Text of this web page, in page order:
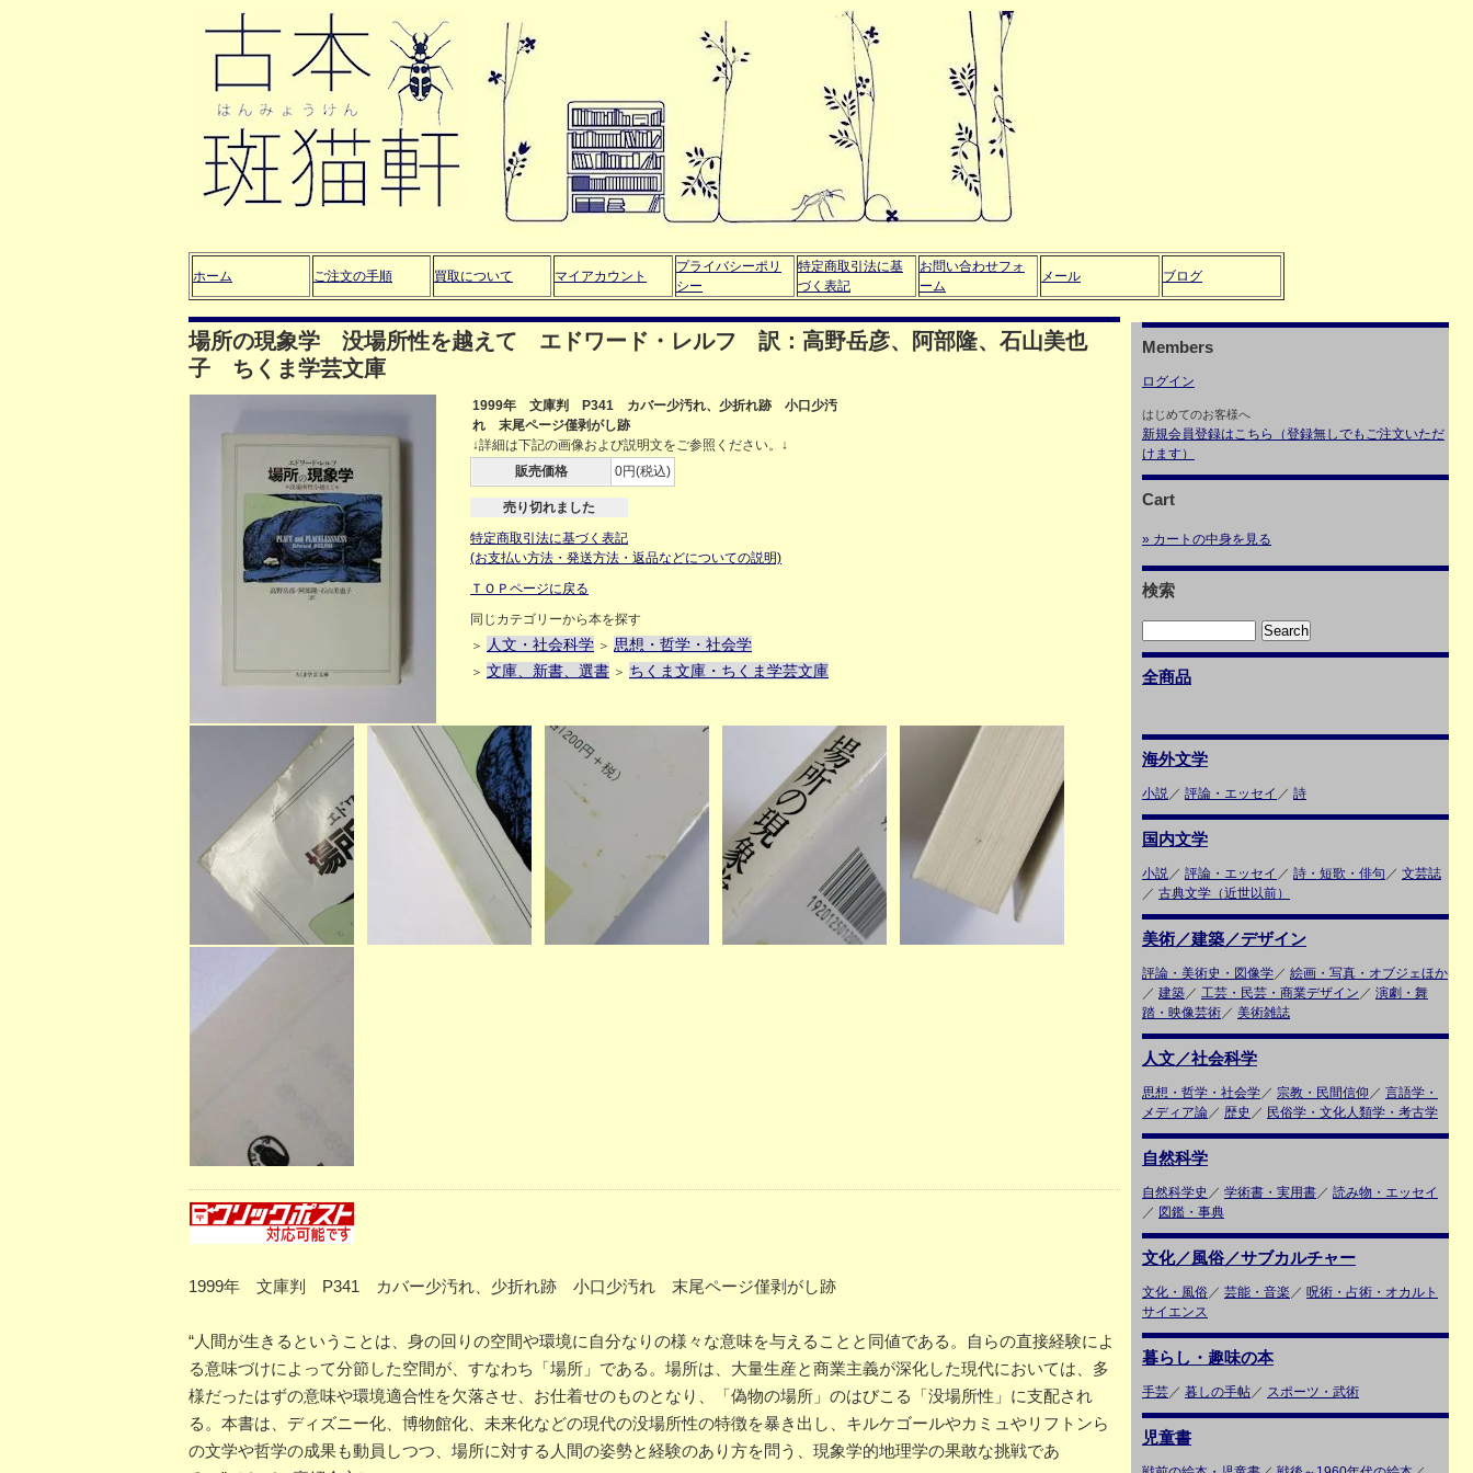
ホーム ご注文の手順 買取について マイアカウント
プライバシーポリ
シー
特定商取引法に基
づく表記
お問い合わせフォ
ーム
メール ブログ
場所の現象学 没場所性を越えて エドワード・レルフ 訳：高野岳彦、阿部隆、石山美也
子 ちくま学芸文庫
1999年 文庫判 P341 カバー少汚れ、少折れ跡 小口少汚
れ 末尾ページ僅剥がし跡
↓詳細は下記の画像および説明文をご参照ください。↓
販売価格
0円(税込)
売り切れました
特定商取引法に基づく表記
(お支払い方法・発送方法・返品などについての説明)
ＴＯＰページに戻る
同じカテゴリーから本を探す
＞
人文・社会科学 ＞ 思想・哲学・社会学
＞ 文庫、新書、選書 ＞ ちくま文庫・ちくま学芸文庫
1999年 文庫判 P341 カバー少汚れ、少折れ跡 小口少汚れ 末尾ページ僅剥がし跡
“人間が生きるということは、身の回りの空間や環境に自分なりの様々な意味を与えることと同値である。自らの直接経験によ
る意味づけによって分節した空間が、すなわち「場所」である。場所は、大量生産と商業主義が深化した現代においては、多
様だったはずの意味や環境適合性を欠落させ、お仕着せのものとなり、「偽物の場所」のはびこる「没場所性」に支配され
る。本書は、ディズニー化、博物館化、未来化などの現代の没場所性の特徴を暴き出し、キルケゴールやカミュやリフトンら
の文学や哲学の成果も動員しつつ、場所に対する人間の姿勢と経験のあり方を問う、現象学的地理学の果敢な挑戦であ
Members
ログイン
はじめてのお客様へ
新規会員登録はこちら（登録無しでもご注文いただ
けます）
Cart
» カートの中身を見る
検索
全商品
海外文学
小説／ 評論・エッセイ ／ 詩
国内文学
小説／ 評論・エッセイ ／ 詩・短歌・俳句 ／ 文芸誌
／ 古典文学（近世以前）
美術／建築／デザイン
評論・美術史・図像学／ 絵画・写真・オブジェほか
／ 建築／ 工芸・民芸・商業デザイン ／ 演劇・舞
踏・映像芸術／ 美術雑誌
人文／社会科学
思想・哲学・社会学／ 宗教・民間信仰 ／ 言語学・
メディア論／ 歴史 ／ 民俗学・文化人類学・考古学
自然科学
自然科学史 ／ 学術書・実用書／ 読み物・エッセイ
／ 図鑑・事典
文化／風俗／サブカルチャー
文化・風俗／ 芸能・音楽 ／ 呪術・占術・オカルト
サイエンス
暮らし・趣味の本
手芸／ 暮しの手帖／ スポーツ・武術
児童書